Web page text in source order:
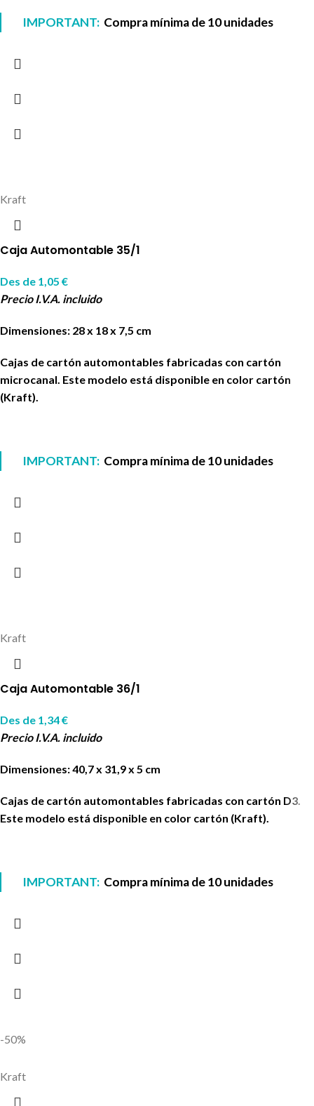
IMPORTANT: Compra mínima de 10 unidades
Kraft
Caja Automontable 35/1
Des de 1,05 €
Precio I.V.A. incluido
Dimensiones: 28 x 18 x 7,5 cm
Cajas de cartón automontables fabricadas con cartón
microcanal. Este modelo está disponible en color cartón
(Kraft).
IMPORTANT: Compra mínima de 10 unidades
Kraft
Caja Automontable 36/1
Des de 1,34€
Precio I.V.A. incluido
Dimensiones: 40,7 x 31,9 x 5 cm
Cajas de cartón automontables fabricadas con cartón D3.
Este modelo está disponible en color cartón (Kraft).
IMPORTANT: Compra mínima de 10 unidades
-50%
Kraft